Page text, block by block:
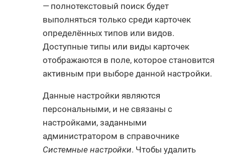
— полнотекстовый поиск будет
выполняться только среди карточек
определённых типов или видов.
Доступные типы или виды карточек
отображаются в поле, которое становится
активным при выборе данной настройки.
Данные настройки являются
персональными, и не связаны с
настройками, заданными
администратором в справочнике
Системные настройки. Чтобы удалить